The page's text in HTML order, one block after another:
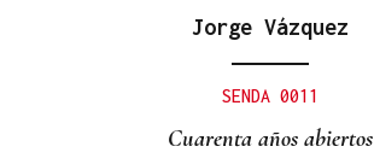
Jorge Vázquez
SENDA 0011
Cuarenta años abiertos